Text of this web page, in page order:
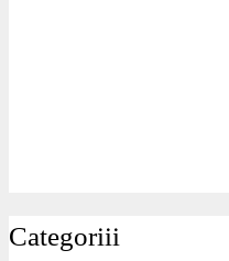
Categoriii